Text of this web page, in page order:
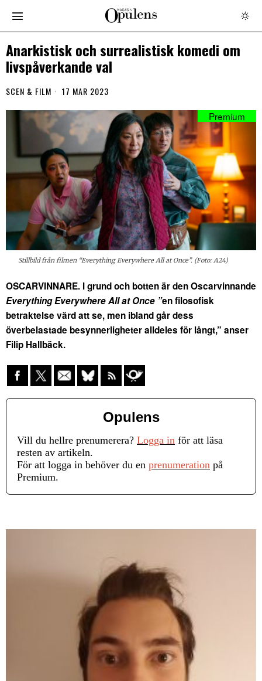
Anarkistisk och surrealistisk komedi om
livspåverkande val
SCEN & FILM 17 MAR 2023
Stillbild från filmen “Everything Everywhere All at Once”. (Foto: A24)
OSCARVINNARE. I grund och botten är den Oscarvinnande
Everything Everywhere All at Once ”en filosofisk
betraktelse värd att se, men ibland går dess
överbelastade besynnerligheter alldeles för långt,” anser
Filip Hallbäck.
Opulens
Vill du hellre prenumerera? Logga in för att läsa
resten av artikeln.
För att logga in behöver du en prenumeration på
Premium.